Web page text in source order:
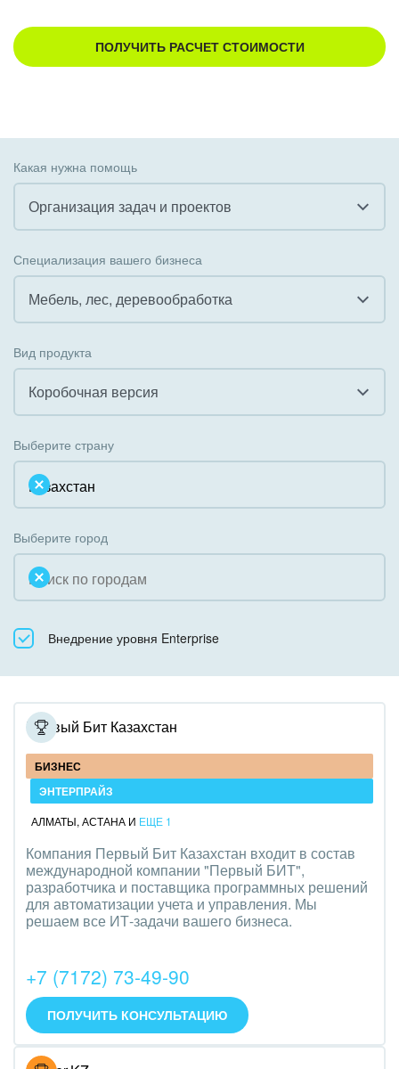
ПОЛУЧИТЬ РАСЧЕТ СТОИМОСТИ
Какая нужна помощь
Организация задач и проектов
Внедрение КЭДО
Интеграция с 1С
Организация задач и проектов
Внедрение Бизнес-процессов
Системное администрирование
Интернет-магазин и CRM
Крупные корпоративные внедрения
Внедрение для медицины
Внедрение для гос.организаций
Внедрение онлайн-продаж
Внедрение онлайн-офиса / Интранета
Специализация вашего бизнеса
Мебель, лес, деревообработка
Государственные организации
Коммунальные услуги, ЖКХ
Некоммерческие, религиозные организации,
Недвижимость, риэлтерские компании
Образование, наука
Общественно-политические организации
Охрана, безопасность
Промышленность
СМИ, издательства, справочники
Страхование
Строительство, ремонт и благоустройство
Транспорт, Авиация, автобизнес
Трудоустройство
PR, маркетинг, реклама,
АПК и пищевая промышленность
Вид продукта
Коробочная версия
Облачный Битрикс24
Коробочная версия
Выберите страну
Выберите город
Внедрение уровня Enterprise
Первый Бит Казахстан
БИЗНЕС
ЭНТЕРПРАЙЗ
АЛМАТЫ, АСТАНА И ЕЩЕ 1
Компания Первый Бит Казахстан входит в состав
международной компании "Первый БИТ",
разработчика и поставщика программных решений
для автоматизации учета и управления. Мы
решаем все ИТ-задачи вашего бизнеса.
+7 (7172) 73-49-90
ПОЛУЧИТЬ КОНСУЛЬТАЦИЮ